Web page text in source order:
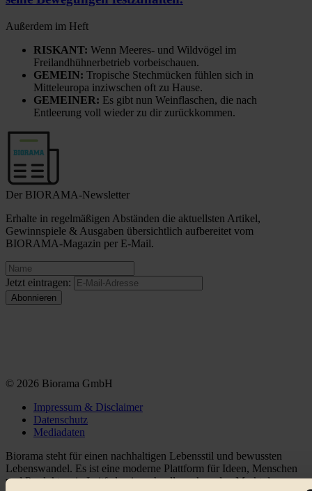
Außerdem im Heft
RISKANT: Wenn Meeres- und Wildvögel im
Freilandhühnerbetrieb vorbeischauen.
GEMEIN: Tropische Stechmücken fühlen sich in
Mitteleuropa inziwschen oft zu Hause.
GEMEINER: Es gibt nun Weinflaschen, die nach
Entleerung voll wieder zu dir zurückkommen.
Der BIORAMA-Newsletter
Erhalte in regelmäßigen Abständen die aktuellsten Artikel,
Gewinnspiele & Ausgaben übersichtlich aufbereitet vom
BIORAMA-Magazin per E-Mail.
Jetzt eintragen:
© 2026 Biorama GmbH
Impressum & Disclaimer
Datenschutz
Mediadaten
Biorama steht für einen nachhaltigen Lebensstil und bewussten
Lebenswandel. Es ist eine moderne Plattform für Ideen, Menschen
und Produkte, ein Leitfaden im schnell wachsenden Markt des